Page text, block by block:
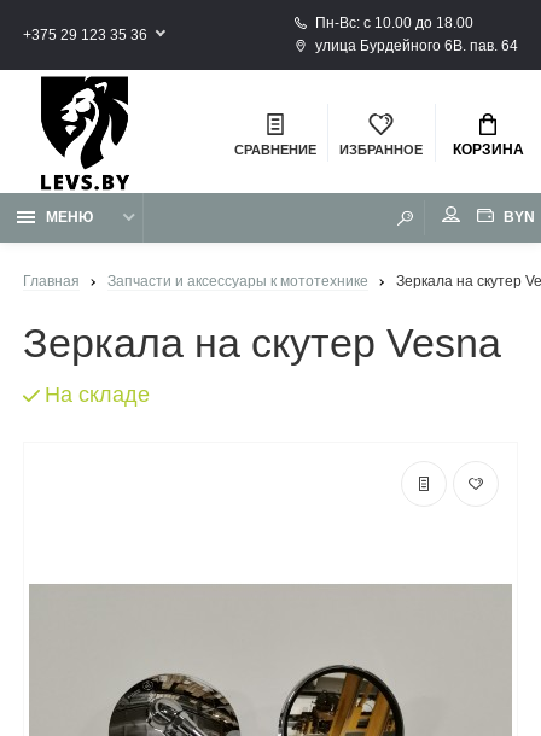
+375 29 123 35 36
Пн-Вс: с 10.00 до 18.00
улица Бурдейного 6В. пав. 64
СРАВНЕНИЕ ИЗБРАННОЕ КОРЗИНА
МЕНЮ BYN
Главная Запчасти и аксессуары к мототехнике Зеркала на скутер
Зеркала на скутер Vesna
На складе